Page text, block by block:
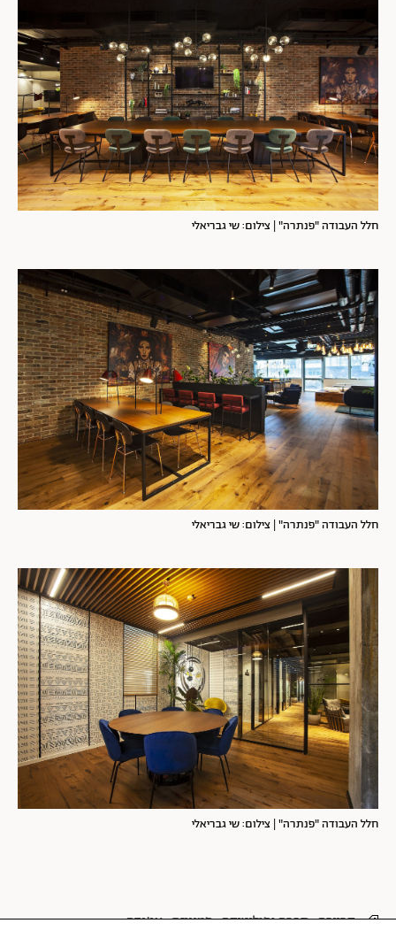
חלל העבודה "פנתרה" | צילום: שי גבריאלי
חלל העבודה "פנתרה" | צילום: שי גבריאלי
חלל העבודה "פנתרה" | צילום: שי גבריאלי
קריירה חברה ופוליטיקה פמיניזם אג'נדה